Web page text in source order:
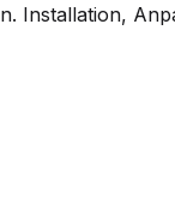
Installation,